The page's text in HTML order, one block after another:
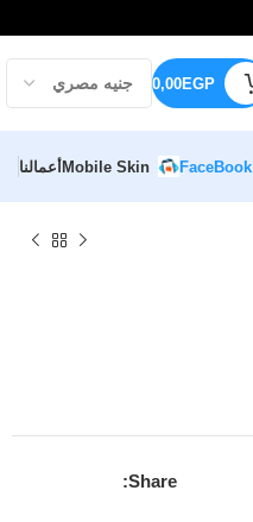
0,00EGP
FaceBook
Mobile Skinأعمالنا
Share: